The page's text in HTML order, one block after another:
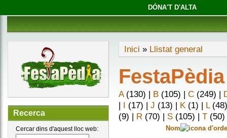
DÓNA'T D'ALTA
Recerca
Cercar dins d'aquest lloc web:
Inici » Llistat general
FestaPèdia
A(130) | B(105) | C(249) |
| I (17) | J (13) | K(1) | L
(9) | R (70) | S(105) | T(50)
Nom